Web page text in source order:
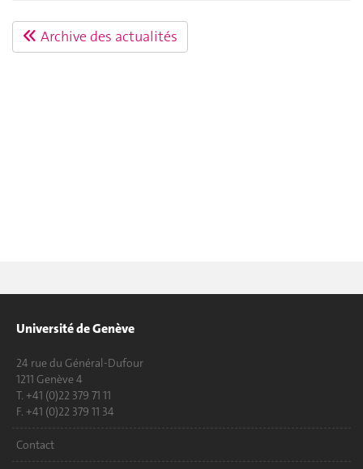
Archive des actualités
Université de Genève
24 rue du Général-Dufour
1211 Genève 4
T. +41 (0)22 379 71 11
F. +41 (0)22 379 11 34
Contact